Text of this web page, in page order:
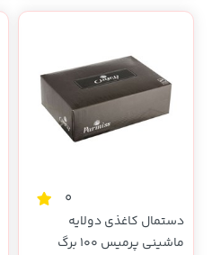
0
دستمال کاغذی دولایه
ماشيني پرميس 100 برگ